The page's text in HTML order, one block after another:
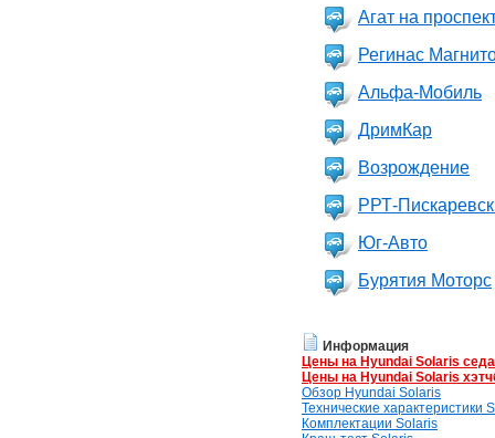
Агат на
Регинас
Альфа-Мобиль
ДримКар
Возрождение
РРТ-
Юг-Авто
Бурятия Моторс
Информация
Цены на Hyundai Solaris
Цены на Hyundai Solaris
Обзор Hyundai Solaris
Технические характеристики
Комплектации Solaris